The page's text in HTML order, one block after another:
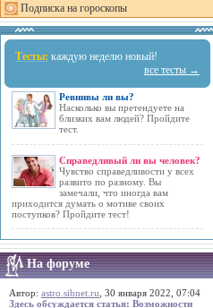
Подписка на гороскопы
Тесты: каждую неделю новый!
все тесты →
Ревнивы ли вы?
Насколько вы претендуете на
близких вам людей? Пройдите
тест.
Справедливый ли вы человек?
Чувство справедливости у всех
развито по разному. Вы
замечали, что иногда вам
приходится думать о мотиве своих
поступков? Пройдите тест!
На форуме
Автор: astro.sibnet.ru , 30 января 2022, 07:04
Здесь обсуждается статья: Возможности